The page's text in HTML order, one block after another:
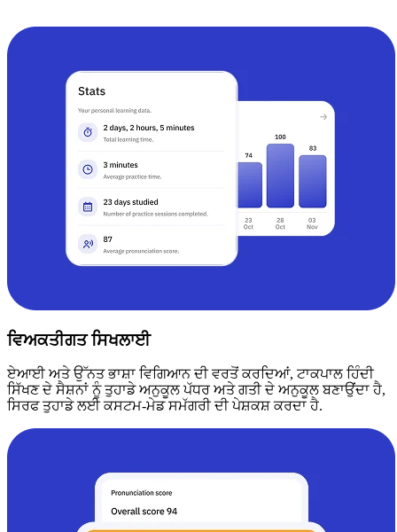
ਵਿਅਕਤੀਗਤ ਸਿਖਲਾਈ
ਏਆਈ ਅਤੇ ਉੱਨਤ ਭਾਸ਼ਾ ਵਿਗਿਆਨ ਦੀ ਵਰਤੋਂ ਕਰਦਿਆਂ, ਟਾਕਪਾਲ ਹਿੰਦੀ
ਸਿੱਖਣ ਦੇ ਸੈਸ਼ਨਾਂ ਨੂੰ ਤੁਹਾਡੇ ਅਨੁਕੂਲ ਪੱਧਰ ਅਤੇ ਗਤੀ ਦੇ ਅਨੁਕੂਲ ਬਣਾਉਂਦਾ ਹੈ,
ਸਿਰਫ ਤੁਹਾਡੇ ਲਈ ਕਸਟਮ-ਮੇਡ ਸਮੱਗਰੀ ਦੀ ਪੇਸ਼ਕਸ਼ ਕਰਦਾ ਹੈ.